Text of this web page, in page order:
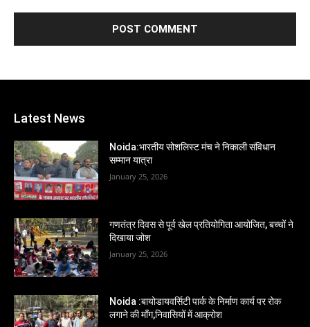
Latest News
Noida:भारतीय सोशलिस्ट मंच ने निकाली संविधान
सम्मान यात्रा
January 25, 2026
गणतंत्र दिवस से पूर्व खेल प्रतियोगिता आयोजित, बच्चों ने
दिखाया जोश
January 25, 2026
Noida :बायोडायवर्सिटी पार्क के निर्माण कार्य पर रोक
लगाने की माँग,निवासियों में आक्रोश